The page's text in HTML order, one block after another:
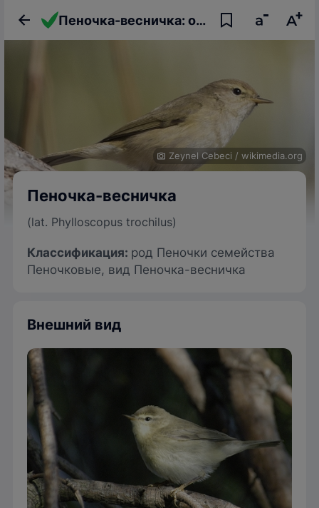
Пеночка-весничка: описание птицы, фото, образ жизни и интересные факты
Zeynel Cebeci / wikimedia.org
Пеночка-весничка
(lat. Phylloscopus trochilus)
Классификация: род Пеночки семейства
Пеночковые, вид Пеночка-весничка
Внешний вид